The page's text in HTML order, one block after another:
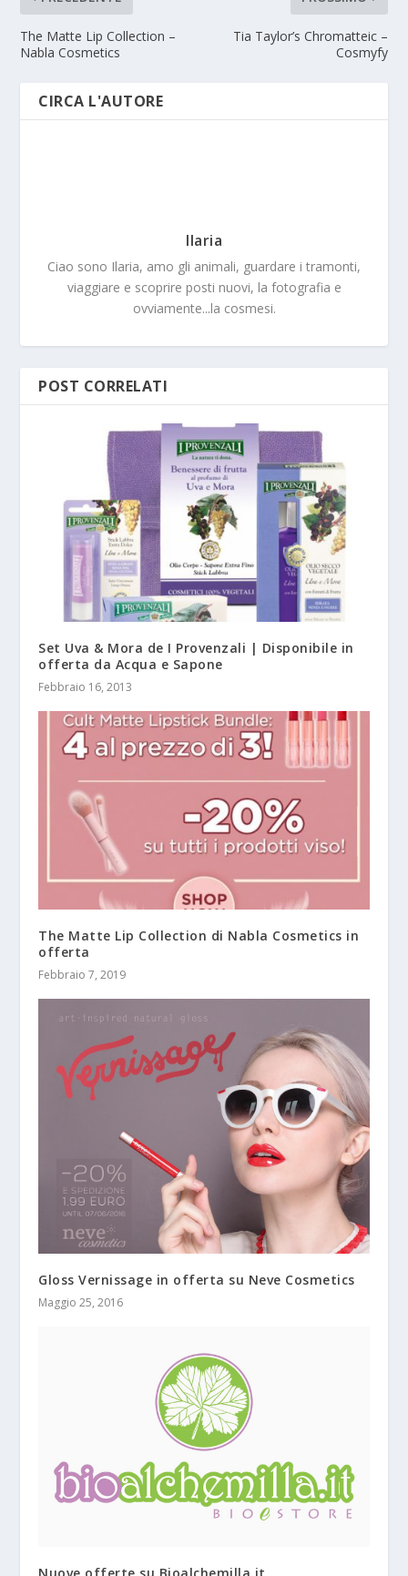
The Matte Lip Collection –
Nabla Cosmetics
Tia Taylor’s Chromatteic –
Cosmyfy
CIRCA L'AUTORE
Ilaria
Ciao sono Ilaria, amo gli animali, guardare i tramonti,
viaggiare e scoprire posti nuovi, la fotografia e
ovviamente...la cosmesi.
POST CORRELATI
Set Uva & Mora de I Provenzali | Disponibile in
offerta da Acqua e Sapone
Febbraio 16, 2013
The Matte Lip Collection di Nabla Cosmetics in
offerta
Febbraio 7, 2019
Gloss Vernissage in offerta su Neve Cosmetics
Maggio 25, 2016
Nuove offerte su Bioalchemilla.it